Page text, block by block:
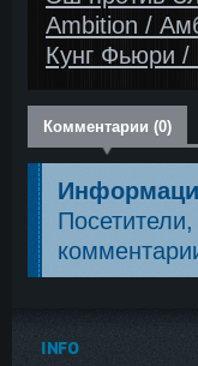
Ambition /
Кунг Фьюри /
Комментарии (0)
INFO